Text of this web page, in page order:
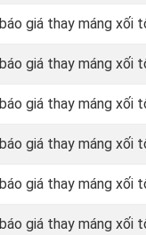
giá thay máng xối
giá thay máng xối
giá thay máng xối
giá thay máng xối
giá thay máng xối
giá thay máng xối